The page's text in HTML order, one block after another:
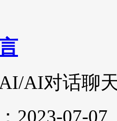
AI对话聊
2023-07-07